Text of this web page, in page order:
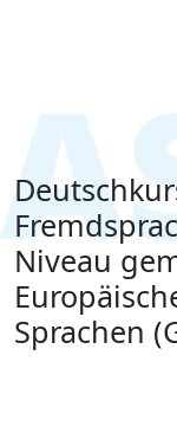
Niveau
Sprachen